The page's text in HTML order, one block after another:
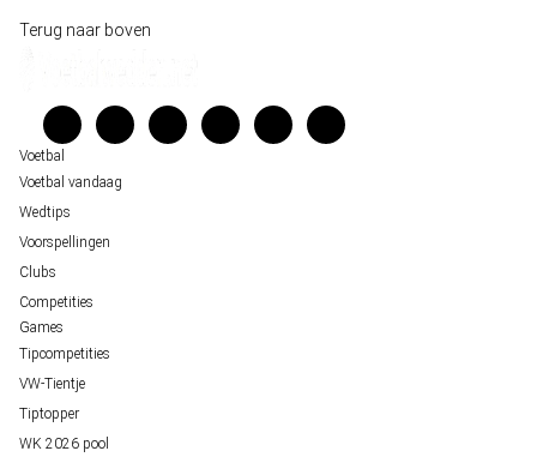
Belfast decor voor de loting van EK 2028 kwalificatie
Wedgidsen
Verantwoord wedden
Over ons
Terug naar boven
Voetbal
Voetbal vandaag
Wedtips
Voorspellingen
Clubs
Competities
Games
Tipcompetities
VW-Tientje
Tiptopper
WK 2026 pool